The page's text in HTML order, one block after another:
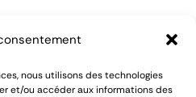
nous utilisons des technologies
et/ou accéder aux informations des